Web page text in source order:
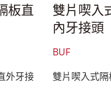
板直
外牙接
雙片喫入
內牙接頭
BUF
雙片喫入式